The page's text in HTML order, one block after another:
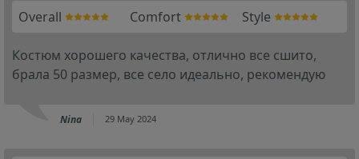
Overall Comfort Style
Костюм хорошего качества, отлично все сшито,
брала 50 размер, все село идеально, рекомендую
Nina 29 May 2024